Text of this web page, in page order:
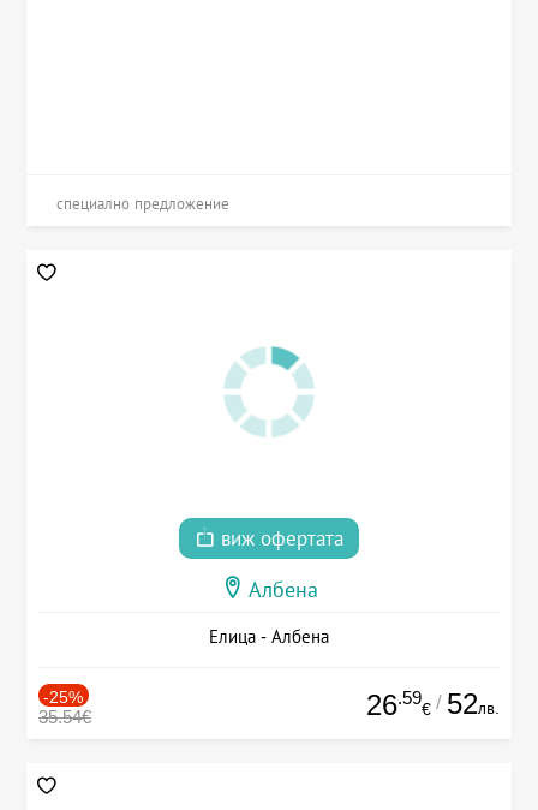
специално предложение
виж офертата
Албена
Елица - Албена
-25%
35.54€ 26.59
€ / 52лв.